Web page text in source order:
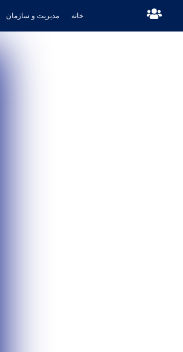
خانه مدیریت و سازمان